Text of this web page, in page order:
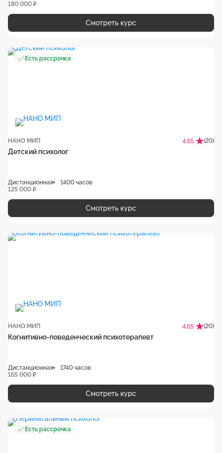
180 000 ₽
Смотреть курс
Есть рассрочка
НАНО МИП 4.65 (20)
Детский психолог
Дистанционная
1400 часов
125 000 ₽
Смотреть курс
НАНО МИП 4.65 (20)
Когнитивно-поведенческий психотерапевт
Дистанционная
1740 часов
165 000 ₽
Смотреть курс
Есть рассрочка